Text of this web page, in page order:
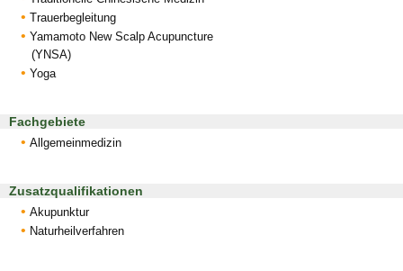
Trauerbegleitung
Yamamoto New Scalp Acupuncture
(YNSA)
Yoga
Fachgebiete
Allgemeinmedizin
Zusatzqualifikationen
Akupunktur
Naturheilverfahren